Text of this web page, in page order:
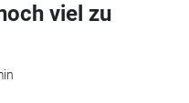
viel zu